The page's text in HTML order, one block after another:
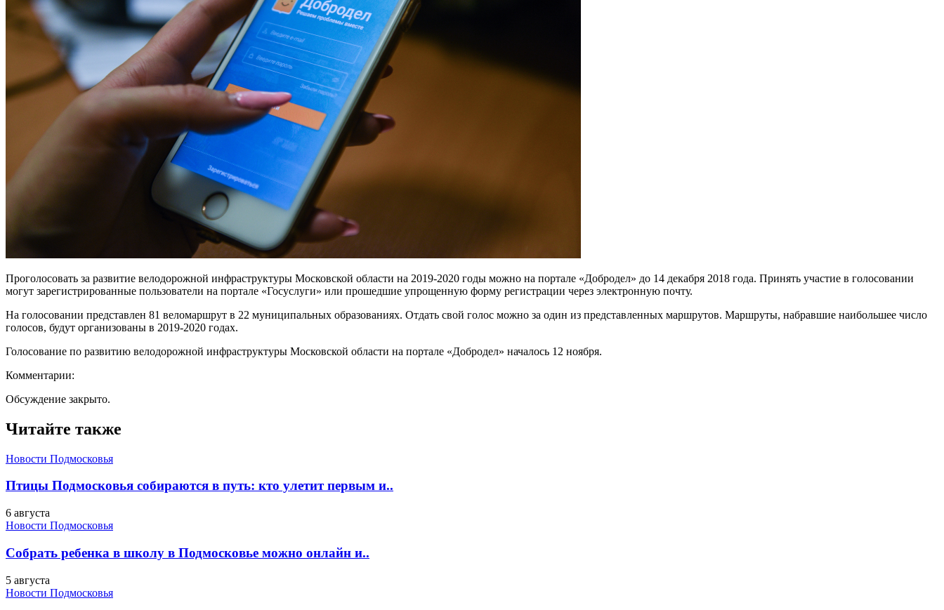
Проголосовать за развитие велодорожной инфраструктуры Московской области на 2019-2020 годы можно на портале «Добродел» до 14 декабря 2018 года. Принять участие в голосовании
могут зарегистрированные пользователи на портале «Госуслуги» или прошедшие упрощенную форму регистрации через электронную почту.
На голосовании представлен 81 веломаршрут в 22 муниципальных образованиях. Отдать свой голос можно за один из представленных маршрутов. Маршруты, набравшие наибольшее число
голосов, будут организованы в 2019-2020 годах.
Голосование по развитию велодорожной инфраструктуры Московской области на портале «Добродел» началось 12 ноября.
Комментарии:
Обсуждение закрыто.
Читайте также
Новости Подмосковья
Птицы Подмосковья собираются в путь: кто улетит первым и..
6 августа
Новости Подмосковья
Собрать ребенка в школу в Подмосковье можно онлайн и..
5 августа
Новости Подмосковья